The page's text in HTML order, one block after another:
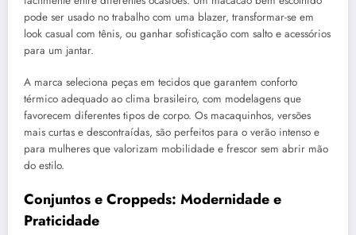
pode ser usado no trabalho com uma blazer, transformar-se em
look casual com tênis, ou ganhar sofisticação com salto e acessórios
para um jantar.
A marca seleciona peças em tecidos que garantem conforto
térmico adequado ao clima brasileiro, com modelagens que
favorecem diferentes tipos de corpo. Os macaquinhos, versões
mais curtas e descontraídas, são perfeitos para o verão intenso e
para mulheres que valorizam mobilidade e frescor sem abrir mão
do estilo.
Conjuntos e Croppeds: Modernidade e
Praticidade